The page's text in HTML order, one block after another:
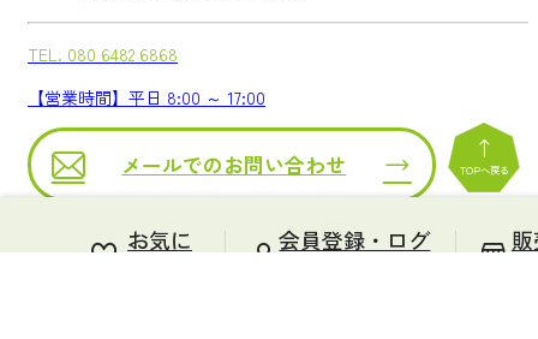
TEL. 080 6482 6868
【営業時間】平日 8:00 ～ 17:00
メールでのお問い合わせ
Copyright ® 2026 NANYO YAKUSO. All rights reserved.
TOPへ戻る
お気に
会員登録・ログ